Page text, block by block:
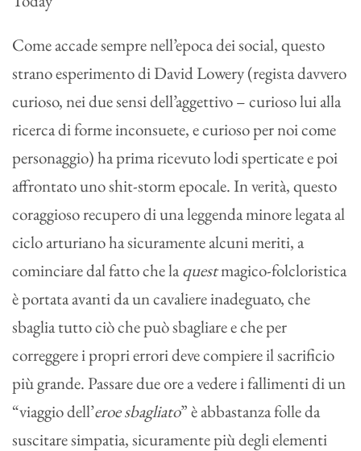
Come accade sempre nell’epoca dei social, questo
strano esperimento di David Lowery (regista davvero
curioso, nei due sensi dell’aggettivo – curioso lui alla
ricerca di forme inconsuete, e curioso per noi come
personaggio) ha prima ricevuto lodi sperticate e poi
affrontato uno shit-storm epocale. In verità, questo
coraggioso recupero di una leggenda minore legata al
ciclo arturiano ha sicuramente alcuni meriti, a
cominciare dal fatto che laquestmagico-folcloristica
è portata avanti da un cavaliere inadeguato, che
sbaglia tutto ciò che può sbagliare e che per
correggere i propri errori deve compiere il sacrificio
più grande. Passare due ore a vedere i fallimenti di un
“viaggio dell’eroe sbagliato” è abbastanza folle da
suscitare simpatia, sicuramente più degli elementi